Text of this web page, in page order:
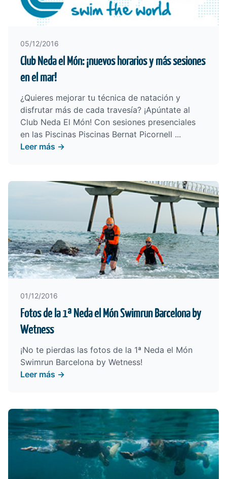
05/12/2016
Club Neda el Món: ¡nuevos horarios y más sesiones
en el mar!
¿Quieres mejorar tu técnica de natación y
disfrutar más de cada travesía? ¡Apúntate al
Club Neda El Món! Con sesiones presenciales
en las Piscinas Piscinas Bernat Picornell ...
Leer más →
01/12/2016
Fotos de la 1ª Neda el Món Swimrun Barcelona by
Wetness
¡No te pierdas las fotos de la 1ª Neda el Món
Swimrun Barcelona by Wetness!
Leer más →